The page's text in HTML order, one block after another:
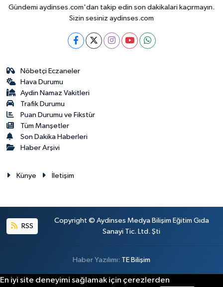
Gündemi aydinses.com'dan takip edin son dakikalari kaçırmayın.
Sizin sesiniz aydinses.com
Nöbetçi Eczaneler
Hava Durumu
Aydin Namaz Vakitleri
Trafik Durumu
Puan Durumu ve Fikstür
Tüm Manşetler
Son Dakika Haberleri
Haber Arşivi
Künye İletişim
RSS
Copyright © Aydinses Medya Bilişim Eğitim Gıda
Sanayi Tic. Ltd. Şti
Haber Yazılımı: TE Bilişim
En iyi site deneyimi sağlamak için çerezlerden